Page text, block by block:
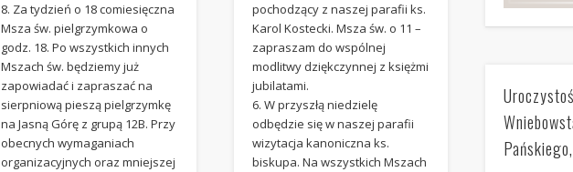
8. Za tydzień o 18 comiesięczna
Msza św. pielgrzymkowa o
godz. 18. Po wszystkich innych
Mszach św. będziemy już
zapowiadać i zapraszać na
sierpniową pieszą pielgrzymkę
na Jasną Górę z grupą 12B. Przy
obecnych wymaganiach
organizacyjnych oraz mniejszej
pochodzący z naszej parafii ks.
Karol Kostecki. Msza św. o 11 –
zapraszam do wspólnej
modlitwy dziękczynnej z księżmi
jubilatami.
6. W przyszłą niedzielę
odbędzie się w naszej parafii
wizytacja kanoniczna ks.
biskupa. Na wszystkich Mszach